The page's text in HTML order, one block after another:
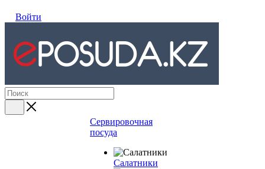
Войти
Сервировочная
посуда
Салатники